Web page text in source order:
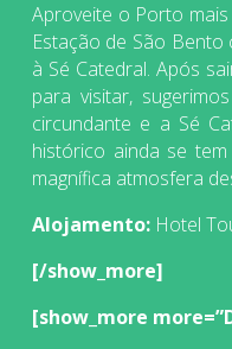
Aproveite o Porto
Estação de São
à Sé Catedral. Após
para visitar,
circundante e a Sé
histórico ainda se
magnífica atmosfera
Alojamento: Hotel
[/show_more]
[show_more